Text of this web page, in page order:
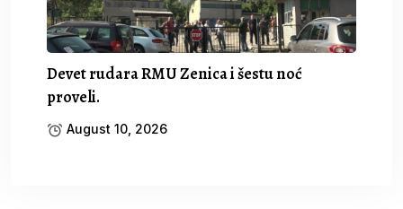
Devet rudara RMU Zenica i šestu noć
proveli.
August 10, 2026